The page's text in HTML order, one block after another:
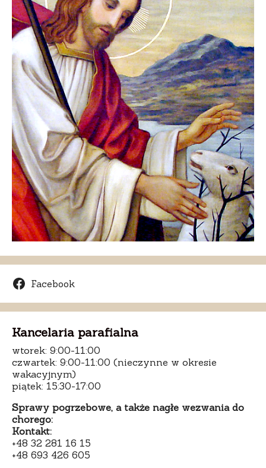
Facebook
Kancelaria parafialna
wtorek: 9:00-11:00
czwartek: 9:00-11:00 (nieczynne w okresie
wakacyjnym)
piątek: 15:30-17:00
Sprawy pogrzebowe, a także nagłe wezwania do
chorego:
Kontakt:
+48 32 281 16 15
+48 693 426 605